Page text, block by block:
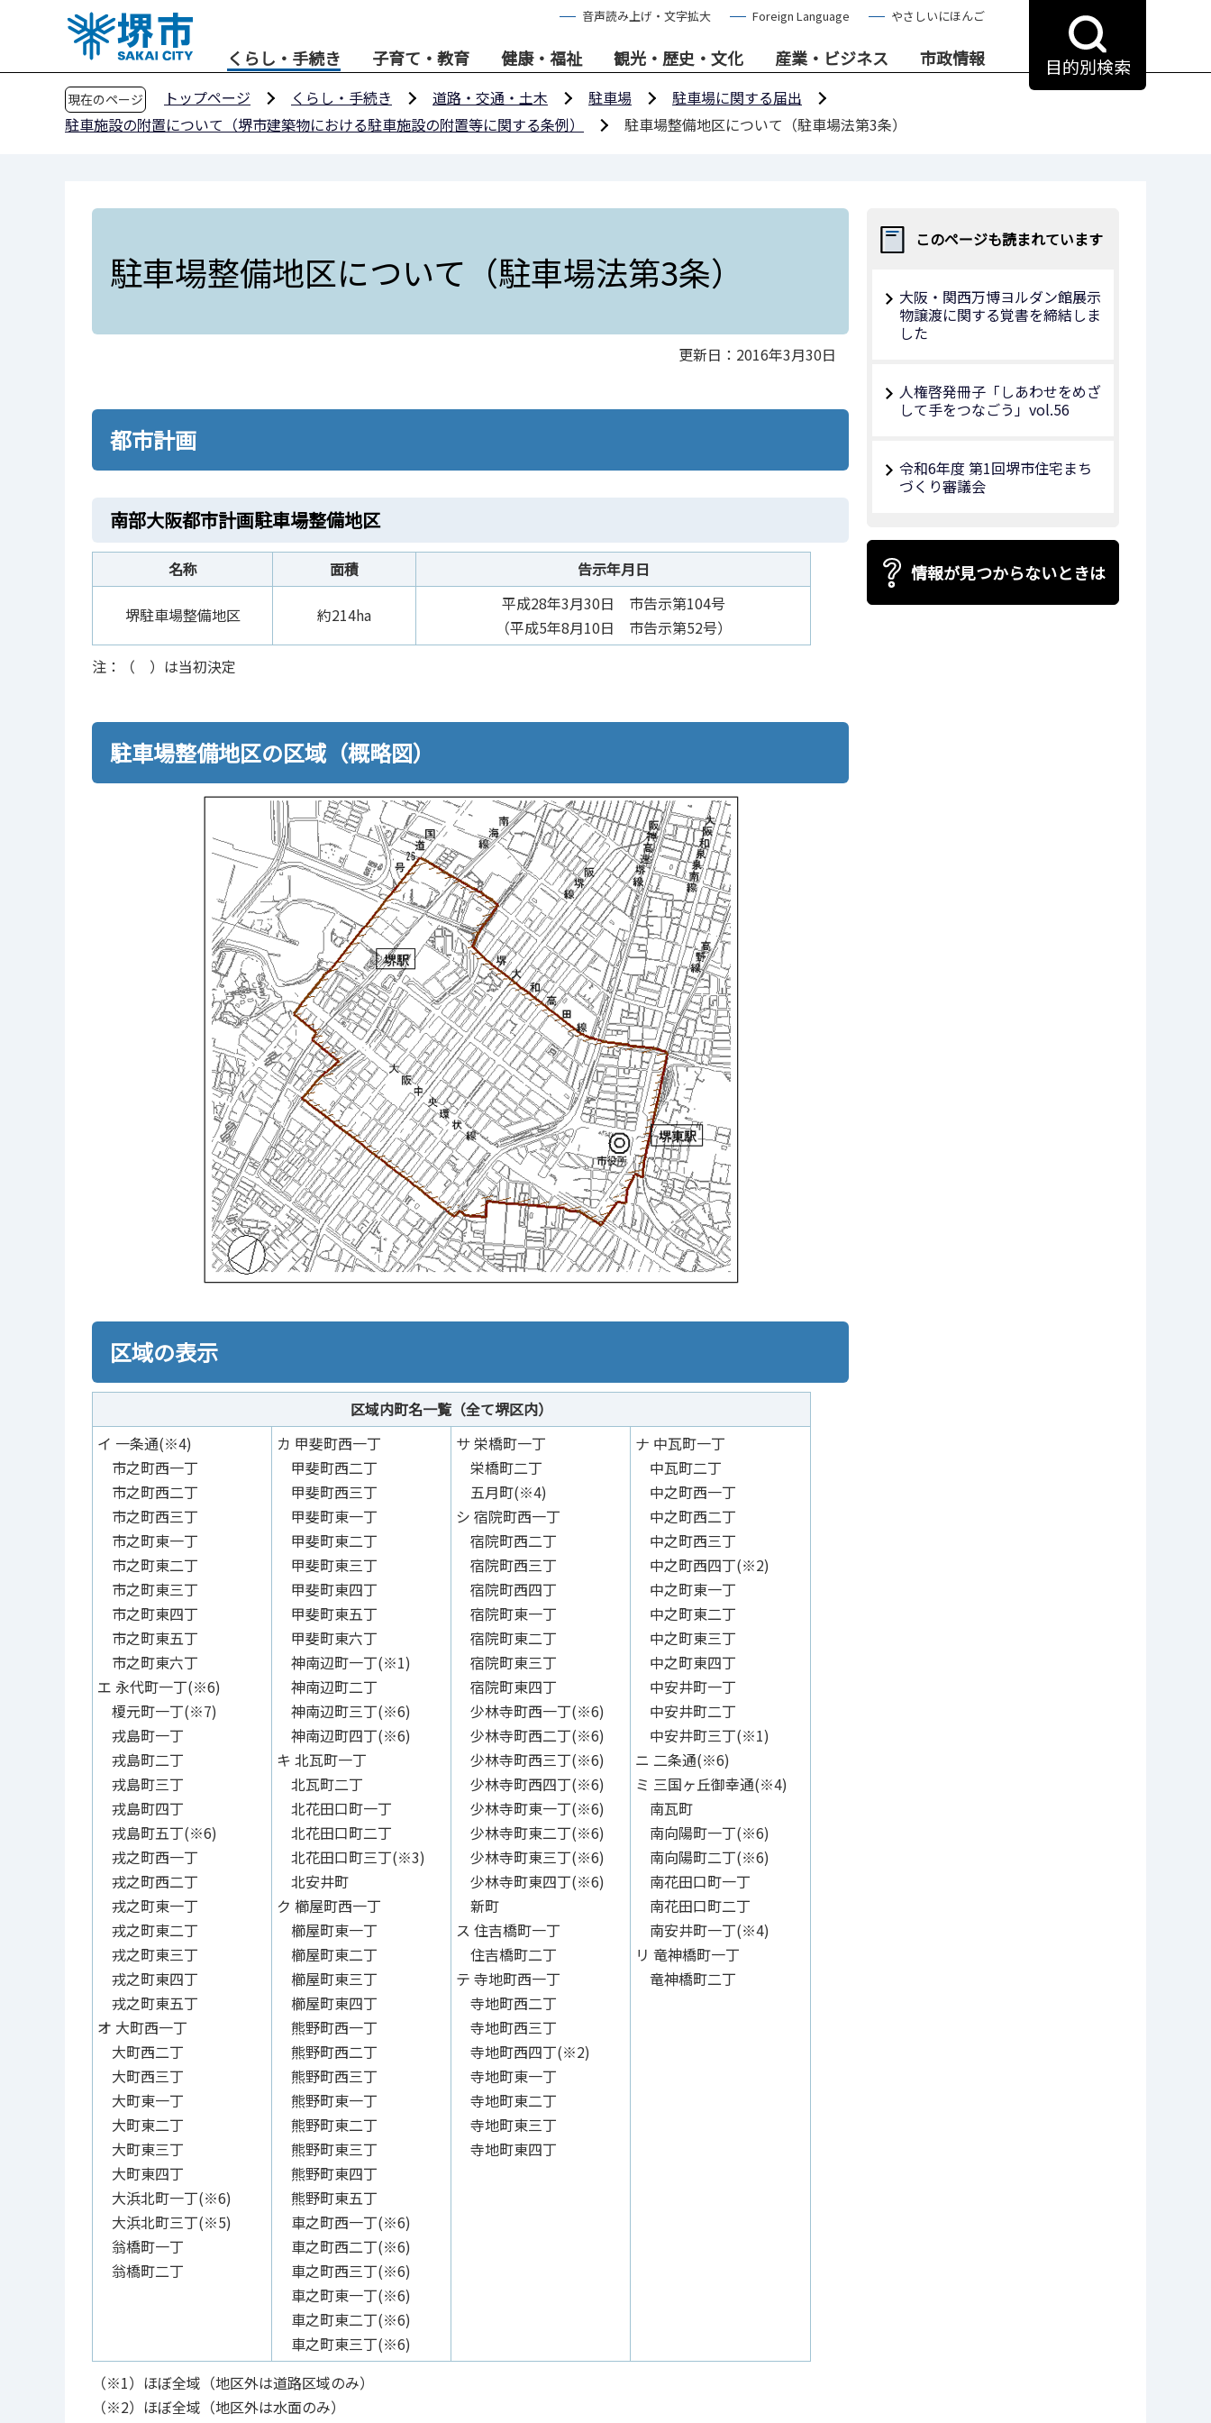
音声読み上げ・文字拡大 Foreign Language やさしいにほんご
くらし・手続き 子育て・教育 健康・福祉 観光・歴史・文化 産業・ビジネス 市政情報 目的別検索
現在のページ トップページ くらし・手続き 道路・交通・土木 駐車場
駐車場に関する届出
駐車施設の附置について（堺市建築物における駐車施設の附置等に関する条例）
駐車場整備地区について（駐車場法第3条）
駐車場整備地区について（駐車場法第3条）
更新日：2016年3月30日
都市計画
南部大阪都市計画駐車場整備地区
名称 面積 告示年月日
堺駐車場整備地区 約214ha
平成28年3月30日 市告示第104号
（平成5年8月10日 市告示第52号）
注：（ ）は当初決定
駐車場整備地区の区域（概略図）
区域の表示
区域内町名一覧（全て堺区内）
イ 一条通(※4)
市之町西一丁
市之町西二丁
市之町西三丁
市之町東一丁
市之町東二丁
市之町東三丁
市之町東四丁
市之町東五丁
市之町東六丁
エ 永代町一丁(※6)
榎元町一丁(※7)
戎島町一丁
戎島町二丁
戎島町三丁
戎島町四丁
戎島町五丁(※6)
戎之町西一丁
戎之町西二丁
戎之町東一丁
戎之町東二丁
戎之町東三丁
戎之町東四丁
戎之町東五丁
オ 大町西一丁
大町西二丁
大町西三丁
大町東一丁
大町東二丁
大町東三丁
大町東四丁
大浜北町一丁(※6)
大浜北町三丁(※5)
翁橋町一丁
翁橋町二丁
カ 甲斐町西一丁
甲斐町西二丁
甲斐町西三丁
甲斐町東一丁
甲斐町東二丁
甲斐町東三丁
甲斐町東四丁
甲斐町東五丁
甲斐町東六丁
神南辺町一丁(※1)
神南辺町二丁
神南辺町三丁(※6)
神南辺町四丁(※6)
キ 北瓦町一丁
北瓦町二丁
北花田口町一丁
北花田口町二丁
北花田口町三丁(※3)
北安井町
ク 櫛屋町西一丁
櫛屋町東一丁
櫛屋町東二丁
櫛屋町東三丁
櫛屋町東四丁
熊野町西一丁
熊野町西二丁
熊野町西三丁
熊野町東一丁
熊野町東二丁
熊野町東三丁
熊野町東四丁
熊野町東五丁
車之町西一丁(※6)
車之町西二丁(※6)
車之町西三丁(※6)
車之町東一丁(※6)
車之町東二丁(※6)
車之町東三丁(※6)
サ 栄橋町一丁
栄橋町二丁
五月町(※4)
シ 宿院町西一丁
宿院町西二丁
宿院町西三丁
宿院町西四丁
宿院町東一丁
宿院町東二丁
宿院町東三丁
宿院町東四丁
少林寺町西一丁(※6)
少林寺町西二丁(※6)
少林寺町西三丁(※6)
少林寺町西四丁(※6)
少林寺町東一丁(※6)
少林寺町東二丁(※6)
少林寺町東三丁(※6)
少林寺町東四丁(※6)
新町
ス 住吉橋町一丁
住吉橋町二丁
テ 寺地町西一丁
寺地町西二丁
寺地町西三丁
寺地町西四丁(※2)
寺地町東一丁
寺地町東二丁
寺地町東三丁
寺地町東四丁
ナ 中瓦町一丁
中瓦町二丁
中之町西一丁
中之町西二丁
中之町西三丁
中之町西四丁(※2)
中之町東一丁
中之町東二丁
中之町東三丁
中之町東四丁
中安井町一丁
中安井町二丁
中安井町三丁(※1)
ニ 二条通(※6)
ミ 三国ヶ丘御幸通(※4)
南瓦町
南向陽町一丁(※6)
南向陽町二丁(※6)
南花田口町一丁
南花田口町二丁
南安井町一丁(※4)
リ 竜神橋町一丁
竜神橋町二丁
（※1）ほぼ全域（地区外は道路区域のみ）
（※2）ほぼ全域（地区外は水面のみ）
このページも読まれています
大阪・関西万博ヨルダン館展示
物譲渡に関する覚書を締結しま
した
人権啓発冊子「しあわせをめざ
して手をつなごう」vol.56
令和6年度 第1回堺市住宅まち
づくり審議会
情報が見つからないときは